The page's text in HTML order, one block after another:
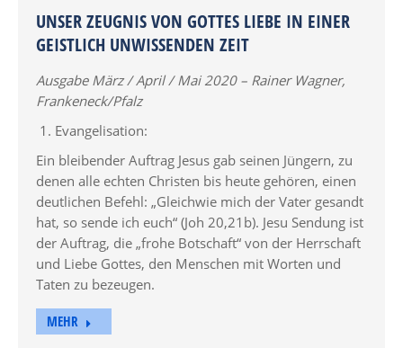
UNSER ZEUGNIS VON GOTTES LIEBE IN EINER
GEISTLICH UNWISSENDEN ZEIT
Ausgabe März / April / Mai 2020 – Rainer Wagner,
Frankeneck/Pfalz
1. Evangelisation:
Ein bleibender Auftrag Jesus gab seinen Jüngern, zu
denen alle echten Christen bis heute gehören, einen
deutlichen Befehl: „Gleichwie mich der Vater gesandt
hat, so sende ich euch“ (Joh 20,21b). Jesu Sendung ist
der Auftrag, die „frohe Botschaft“ von der Herrschaft
und Liebe Gottes, den Menschen mit Worten und
Taten zu bezeugen.
MEHR